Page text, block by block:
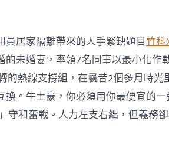
居家隔離帶來的人手緊缺題目竹科
未婚妻，率領7名同事以最小化作
的熱線支撐組，在曩昔2個多月時光
。牛土豪，你必須用你最便宜的
守和奮戰。人力左支右絀，但義務卻